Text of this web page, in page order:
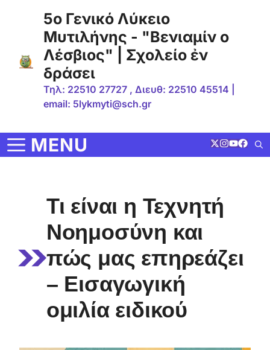
περιεχόμενο
5ο Γενικό Λύκειο
Μυτιλήνης - "Βενιαμίν ο
Λέσβιος" | Σχολείο ἐν
δράσει
Τηλ: 22510 27727 , Διευθ: 22510 45514 |
email: 5lykmyti@sch.gr
MENU
Τι είναι η Τεχνητή
Νοημοσύνη και
πώς μας επηρεάζει
– Εισαγωγική
ομιλία ειδικού